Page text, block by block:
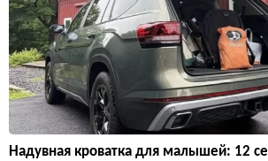
Надувная кроватка для малышей: 12